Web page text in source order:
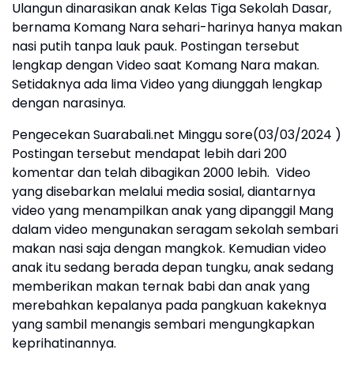
Ulangun dinarasikan anak Kelas Tiga Sekolah Dasar,
bernama Komang Nara sehari-harinya hanya makan
nasi putih tanpa lauk pauk. Postingan tersebut
lengkap dengan Video saat Komang Nara makan.
Setidaknya ada lima Video yang diunggah lengkap
dengan narasinya.
Pengecekan Suarabali.net Minggu sore(03/03/2024 )
Postingan tersebut mendapat lebih dari 200
komentar dan telah dibagikan 2000 lebih. Video
yang disebarkan melalui media sosial, diantarnya
video yang menampilkan anak yang dipanggil Mang
dalam video mengunakan seragam sekolah sembari
makan nasi saja dengan mangkok. Kemudian video
anak itu sedang berada depan tungku, anak sedang
memberikan makan ternak babi dan anak yang
merebahkan kepalanya pada pangkuan kakeknya
yang sambil menangis sembari mengungkapkan
keprihatinannya.